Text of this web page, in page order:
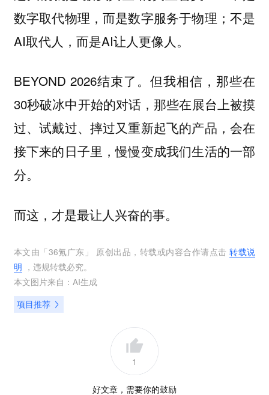
数字取代物理，而是数字服务于物理；不是
AI取代人，而是AI让人更像人。
BEYOND 2026结束了。但我相信，那些在
30秒破冰中开始的对话，那些在展台上被摸
过、试戴过、摔过又重新起飞的产品，会在
接下来的日子里，慢慢变成我们生活的一部
分。
而这，才是最让人兴奋的事。
本文由「36氪广东 」 原创出品，转载或内容合作请点击转载说
明 ，违规转载必究。
本文图片来自： AI生成
项目推荐
1
好文章，需要你的鼓励